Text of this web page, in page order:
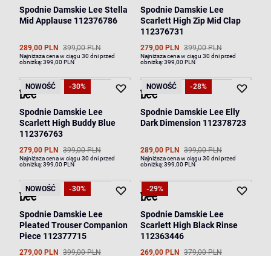
Spodnie Damskie Lee Stella
Mid Applause 112376786
289,00 PLN 399,00 PLN
Najniższa cena w ciągu 30 dni przed
obniżką:399,00 PLN
Spodnie Damskie Lee
Scarlett High Zip Mid Clap
112376731
279,00 PLN 399,00 PLN
Najniższa cena w ciągu 30 dni przed
obniżką:399,00 PLN
NOWOŚĆ -30%
Spodnie Damskie Lee
Scarlett High Buddy Blue
112376763
279,00 PLN 399,00 PLN
Najniższa cena w ciągu 30 dni przed
obniżką:399,00 PLN
NOWOŚĆ -28%
Spodnie Damskie Lee Elly
Dark Dimension 112378723
289,00 PLN 399,00 PLN
Najniższa cena w ciągu 30 dni przed
obniżką:399,00 PLN
NOWOŚĆ -30%
Spodnie Damskie Lee
Pleated Trouser Companion
Piece 112377715
279,00 PLN 399,00 PLN
-29%
Spodnie Damskie Lee
Scarlett High Black Rinse
112363446
269,00 PLN 379,00 PLN